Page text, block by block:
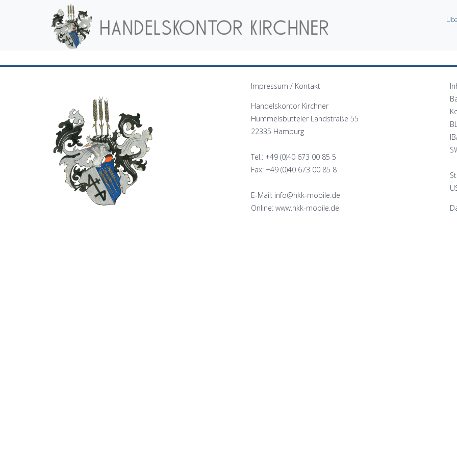
Impressum / Kontakt
Handelskontor Kirchner
Hummelsbütteler Landstraße 55
22335 Hamburg
Tel.: +49 (0)40 673 00 85 5
Fax: +49 (0)40 673 00 85 8
E-Mail: info@hkk-mobile.de
Online: www.hkk-mobile.de